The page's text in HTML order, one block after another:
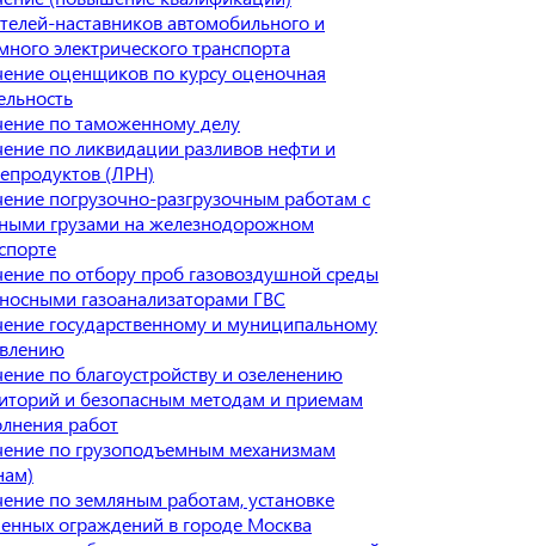
наставников автомобильного и
электрического транспорта
оценщиков по курсу оценочная
по таможенному делу
по ликвидации разливов нефти и
(ЛРН)
погрузочно-разгрузочным работам с
грузами на железнодорожном
по отбору проб газовоздушной среды
газоанализаторами ГВС
государственному и муниципальному
по благоустройству и озеленению
и безопасным методам и приемам
работ
по грузоподъемным механизмам
по земляным работам, установке
ограждений в городе Москва